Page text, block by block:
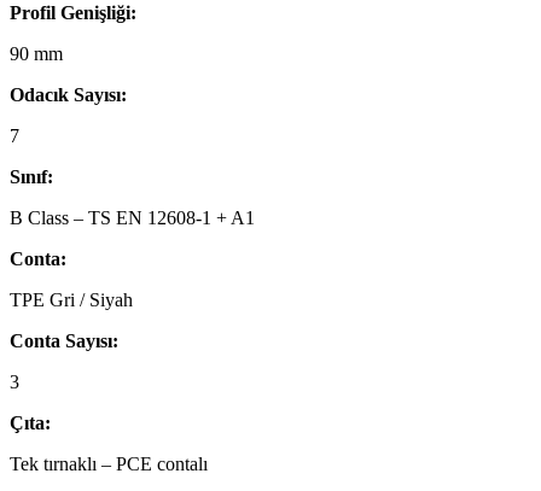
Profil Genişliği:
90 mm
Odacık Sayısı:
7
Sınıf:
B Class – TS EN 12608-1 + A1
Conta:
TPE Gri / Siyah
Conta Sayısı:
3
Çıta:
Tek tırnaklı – PCE contalı